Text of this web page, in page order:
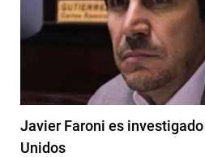
Javier Faroni es
Unidos